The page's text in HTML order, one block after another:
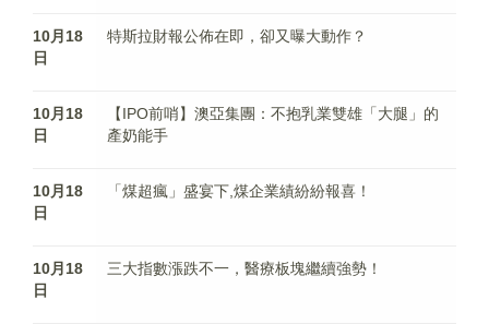
10月18
日
特斯拉財報公佈在即，卻又曝大動作？
10月18
日
【IPO前哨】澳亞集團：不抱乳業雙雄「大腿」的
產奶能手
10月18
日
「煤超瘋」盛宴下,煤企業績紛紛報喜！
10月18
日
三大指數漲跌不一，醫療板塊繼續強勢！